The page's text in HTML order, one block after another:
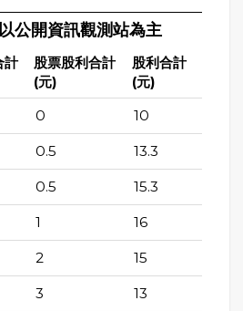
公開資訊觀測站為主
計
股票股利合計
(元)
股利合計
(元)
0 10
0.5 13.3
0.5 15.3
1 16
2 15
3 13